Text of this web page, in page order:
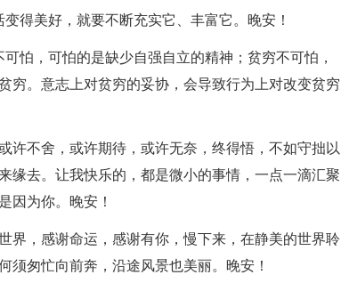
得美好，就要不断充实它、丰富它。晚安！
怕，可怕的是缺少自强自立的精神；贫穷不可怕，
穷。意志上对贫穷的妥协，会导致行为上对改变贫穷
许不舍，或许期待，或许无奈，终得悟，不如守拙以
缘去。让我快乐的，都是微小的事情，一点一滴汇聚
因为你。晚安！
界，感谢命运，感谢有你，慢下来，在静美的世界聆
须匆忙向前奔，沿途风景也美丽。晚安！